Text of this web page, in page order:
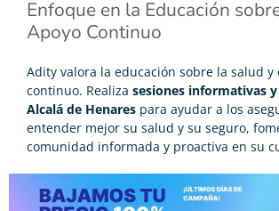
Enfoque en la Educación
Apoyo Continuo
Adity valora la educación sobre la salud y
continuo. Realiza sesiones informativas
Alcalá de Henares para ayudar a los
entender mejor su salud y su seguro,
comunidad informada y proactiva en su